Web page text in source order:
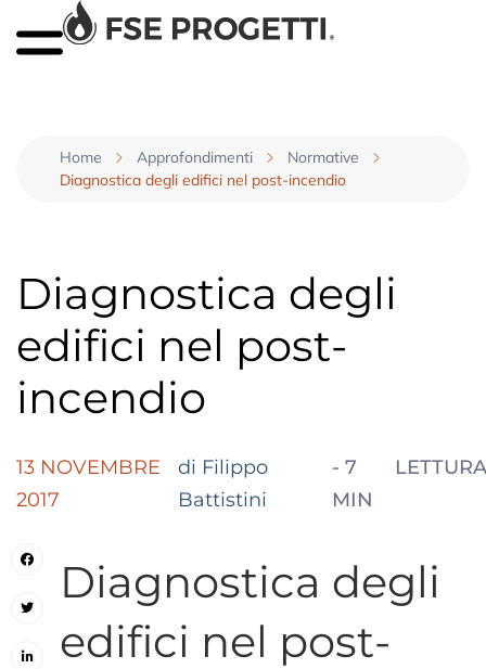
Home Approfondimenti
Normative
Diagnostica degli edifici nel post-incendio
Diagnostica degli
edifici nel post-
incendio
13 NOVEMBRE
2017
di Filippo
Battistini
-7
MIN
Diagnostica degli
edifici nel post-